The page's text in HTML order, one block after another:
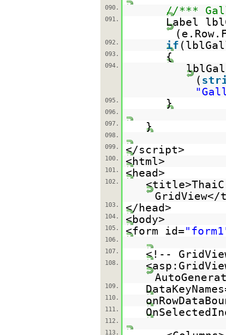
090.
//***
091.
Label
092. if
093. {
094.
(
095. }
096.
097.
}
098.
099.
</script>
100. <html>
101. <head>
102.
103. </head>
104. <body>
105. <form id=
106.
107.
<!--
108.
109.
110.
111.
112.
113.